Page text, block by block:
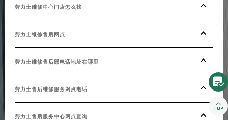
劳力士维修中心门店怎么找
劳力士维修售后网点
劳力士维修售后部电话地址在哪里
劳力士售后维修服务网点电话
劳力士售后服务中心网点查询

